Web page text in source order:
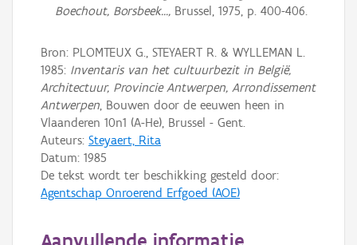
Boechout, Borsbeek..., Brussel, 1975, p. 400-406.
Bron: PLOMTEUX G., STEYAERT R. & WYLLEMAN L.
1985: Inventaris van het cultuurbezit in België,
Architectuur, Provincie Antwerpen, Arrondissement
Antwerpen, Bouwen door de eeuwen heen in
Vlaanderen 10n1 (A-He), Brussel - Gent.
Auteurs: Steyaert, Rita
Datum: 1985
De tekst wordt ter beschikking gesteld door:
Agentschap Onroerend Erfgoed (AOE)
Aanvullende informatie